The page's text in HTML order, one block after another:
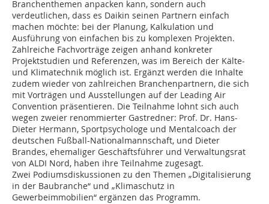
Branchenthemen anpacken kann, sondern auch
verdeutlichen, dass es Daikin seinen Partnern einfach
machen möchte: bei der Planung, Kalkulation und
Ausführung von einfachen bis zu komplexen Projekten.
Zahlreiche Fachvorträge zeigen anhand konkreter
Projektstudien und Referenzen, was im Bereich der Kälte-
und Klimatechnik möglich ist. Ergänzt werden die Inhalte
zudem wieder von zahlreichen Branchenpartnern, die sich
mit Vorträgen und Ausstellungen auf der Leading Air
Convention präsentieren. Die Teilnahme lohnt sich auch
wegen zweier renommierter Gastredner: Prof. Dr. Hans-
Dieter Hermann, Sportpsychologe und Mentalcoach der
deutschen Fußball-Nationalmannschaft, und Dieter
Brandes, ehemaliger Geschäftsführer und Verwaltungsrat
von ALDI Nord, haben ihre Teilnahme zugesagt.
Zwei Podiumsdiskussionen zu den Themen „Digitalisierung
in der Baubranche“ und „Klimaschutz in
Gewerbeimmobilien“ ergänzen das Programm.